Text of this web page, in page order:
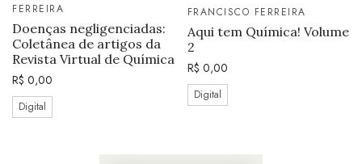
FERREIRA
Doenças negligenciadas:
Coletânea de artigos da
Revista Virtual de Química
R$ 0,00
Digital
FRANCISCO FERREIRA
Aqui tem Química! Volume
2
R$ 0,00
Digital